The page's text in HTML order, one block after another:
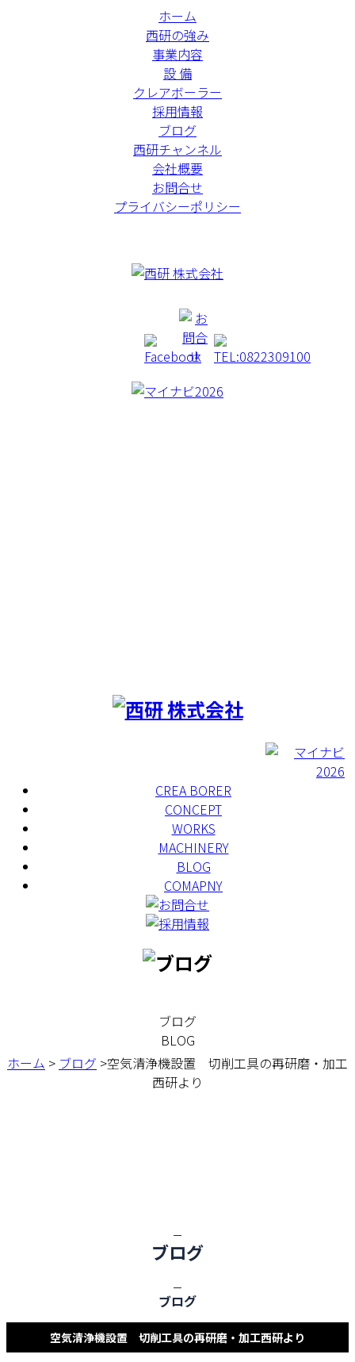
ホーム
西研の強み
事業内容
設 備
クレアボーラー
採用情報
ブログ
西研チャンネル
会社概要
お問合せ
プライバシーポリシー
CREA BORER
CONCEPT
WORKS
MACHINERY
BLOG
COMAPNY
ブログ
BLOG
ホーム > ブログ >空気清浄機設置 切削工具の再研磨・加工
西研より
ブログ
ブログ
空気清浄機設置 切削工具の再研磨・加工西研より